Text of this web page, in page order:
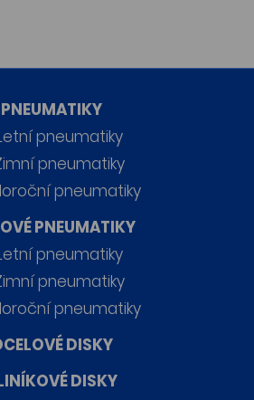
PNEUMATIKY
pneumatiky
pneumatiky
pneumatiky
PNEUMATIKY
pneumatiky
pneumatiky
pneumatiky
DISKY
DISKY